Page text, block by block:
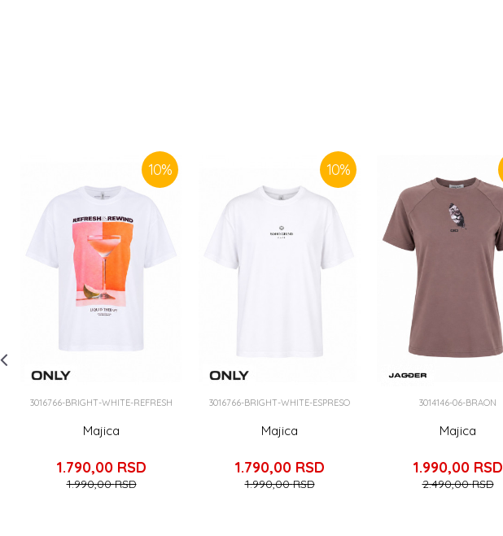
10%
3016766-BRIGHT-WHITE-REFRESH
Majica
1.790,00 RSD
1.990,00RSD
10%
3016766-BRIGHT-WHITE-ESPRESO
Majica
1.790,00 RSD
1.990,00RSD
3014146-06-BRAON
Majica
1.990,00 RSD
2.490,00RSD